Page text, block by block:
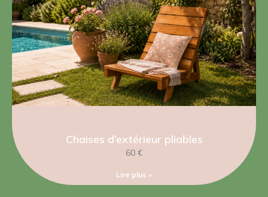
Chaises d’extérieur pliables
60 €
Lire plus »